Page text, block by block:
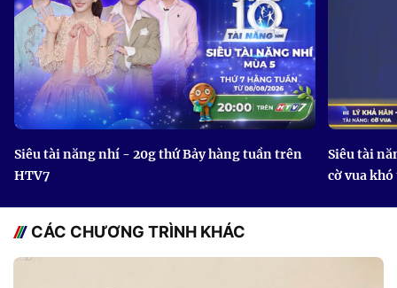
Siêu tài năng nhí - 20g thứ Bảy hàng tuần trên
HTV7
Siêu tài
cờ vua
CÁC CHƯƠNG TRÌNH KHÁC